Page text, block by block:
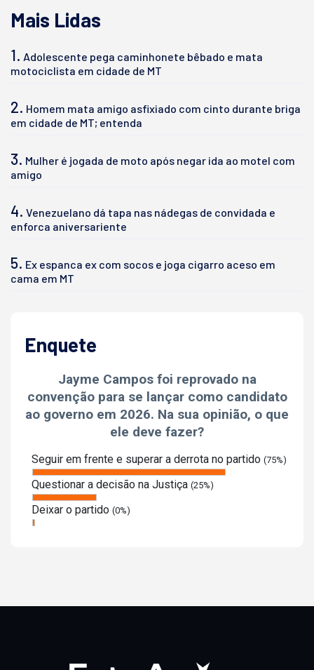
Mais Lidas
1. Adolescente pega caminhonete bêbado e mata
motociclista em cidade de MT
2. Homem mata amigo asfixiado com cinto durante briga
em cidade de MT; entenda
3. Mulher é jogada de moto após negar ida ao motel com
amigo
4. Venezuelano dá tapa nas nádegas de convidada e
enforca aniversariente
5. Ex espanca ex com socos e joga cigarro aceso em
cama em MT
Enquete
Jayme Campos foi reprovado na
convenção para se lançar como candidato
ao governo em 2026. Na sua opinião, o que
ele deve fazer?
Seguir em frente e superar a derrota no partido (75%)
Questionar a decisão na Justiça (25%)
Deixar o partido (0%)